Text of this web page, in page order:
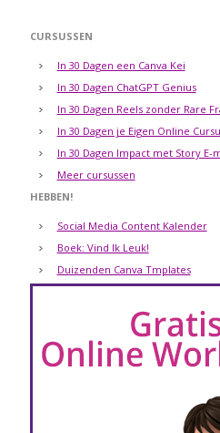
CURSUSSEN
In 30 Dagen een Canva Kei
In 30 Dagen ChatGPT Genius
In 30 Dagen Reels zonder Rare
In 30 Dagen je Eigen Online
In 30 Dagen Impact met Story E-
Meer cursussen
HEBBEN!
Social Media Content Kalender
Boek: Vind Ik Leuk!
Duizenden Canva Tmplates